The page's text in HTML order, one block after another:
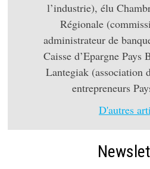
l’industrie), élu
Régionale
administrateur de
Caisse d’Epargne Pays
Lantegiak (association
entrepreneurs
D'autres